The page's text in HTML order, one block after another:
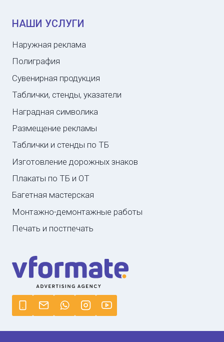
НАШИ УСЛУГИ
Наружная реклама
Полиграфия
Сувенирная продукция
Таблички, стенды, указатели
Наградная символика
Размещение рекламы
Таблички и стенды по ТБ
Изготовление дорожных знаков
Плакаты по ТБ и ОТ
Багетная мастерская
Монтажно-демонтажные работы
Печать и постпечать